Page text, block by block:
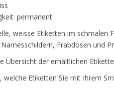
permanent
weisse Etiketten im
Frabdosen und
Übersicht der erhältlichen
welche Etiketten Sie mit Ihrem